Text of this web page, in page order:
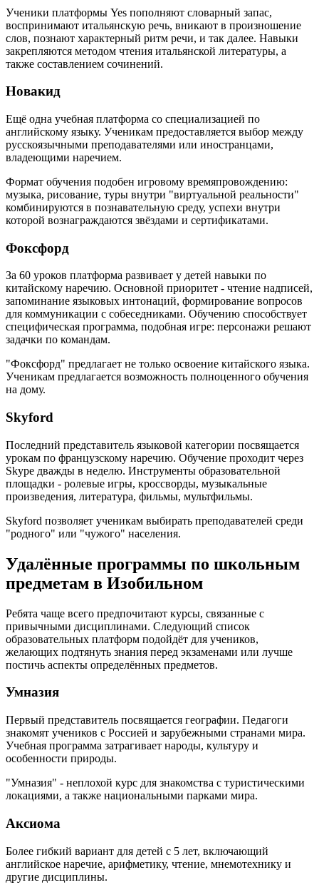
Ученики платформы Yes пополняют словарный запас,
воспринимают итальянскую речь, вникают в произношение
слов, познают характерный ритм речи, и так далее. Навыки
закрепляются методом чтения итальянской литературы, а
также составлением сочинений.
Новакид
Ещё одна учебная платформа со специализацией по
английскому языку. Ученикам предоставляется выбор между
русскоязычными преподавателями или иностранцами,
владеющими наречием.
Формат обучения подобен игровому времяпровождению:
музыка, рисование, туры внутри "виртуальной реальности"
комбинируются в познавательную среду, успехи внутри
которой вознаграждаются звёздами и сертификатами.
Фоксфорд
За 60 уроков платформа развивает у детей навыки по
китайскому наречию. Основной приоритет - чтение надписей,
запоминание языковых интонаций, формирование вопросов
для коммуникации с собеседниками. Обучению способствует
специфическая программа, подобная игре: персонажи решают
задачки по командам.
"Фоксфорд" предлагает не только освоение китайского языка.
Ученикам предлагается возможность полноценного обучения
на дому.
Skyford
Последний представитель языковой категории посвящается
урокам по французскому наречию. Обучение проходит через
Skype дважды в неделю. Инструменты образовательной
площадки - ролевые игры, кроссворды, музыкальные
произведения, литература, фильмы, мультфильмы.
Skyford позволяет ученикам выбирать преподавателей среди
"родного" или "чужого" населения.
Удалённые программы по школьным
предметам в Изобильном
Ребята чаще всего предпочитают курсы, связанные с
привычными дисциплинами. Следующий список
образовательных платформ подойдёт для учеников,
желающих подтянуть знания перед экзаменами или лучше
постичь аспекты определённых предметов.
Умназия
Первый представитель посвящается географии. Педагоги
знакомят учеников с Россией и зарубежными странами мира.
Учебная программа затрагивает народы, культуру и
особенности природы.
"Умназия" - неплохой курс для знакомства с туристическими
локациями, а также национальными парками мира.
Аксиома
Более гибкий вариант для детей с 5 лет, включающий
английское наречие, арифметику, чтение, мнемотехнику и
другие дисциплины.